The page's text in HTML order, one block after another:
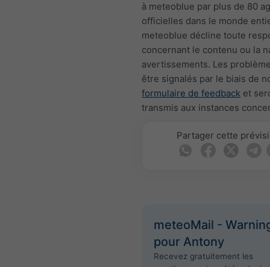
à meteoblue par plus de 80
officielles dans le monde
meteoblue décline toute
concernant le contenu ou la
avertissements. Les
être signalés par le biais de
formulaire de feedback et
transmis aux instances
Partager cette
meteoMail -
pour Antony
Recevez gratuitement les